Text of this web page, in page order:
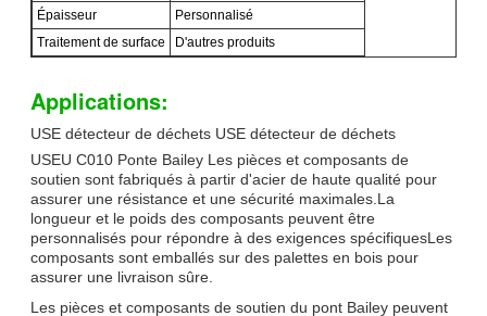
Épaisseur
Personnalisé
Traitement de surface
D'autres produits
Applications:
USE détecteur de déchets USE détecteur de déchets
USEU C010 Ponte Bailey Les pièces et composants de
soutien sont fabriqués à partir d'acier de haute qualité pour
assurer une résistance et une sécurité maximales.La
longueur et le poids des composants peuvent être
personnalisés pour répondre à des exigences spécifiquesLes
composants sont emballés sur des palettes en bois pour
assurer une livraison sûre.
Les pièces et composants de soutien du pont Bailey peuvent